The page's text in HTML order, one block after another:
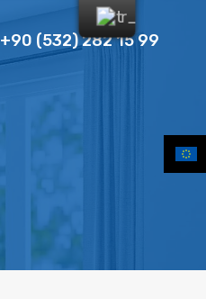
+90 (532) 282 15 99